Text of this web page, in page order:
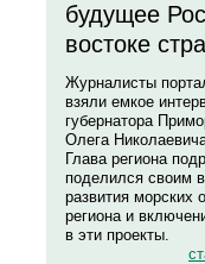
будущее
востоке
Журналисты
взяли емкое
губернатора
Олега
Глава региона
поделился своим
развития морских
региона и
в эти проекты.